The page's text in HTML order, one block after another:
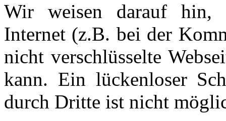
Wir weisen darauf hin,
Internet (z.B. bei der
nicht verschlüsselte
kann. Ein lückenloser
durch Dritte ist nicht